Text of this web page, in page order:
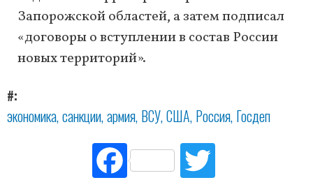
Запорожской областей, а затем подписал
«договоры о вступлении в состав России
новых территорий».
#
экономика санкции армия ВСУ США Россия Госдеп
Fac
ebo